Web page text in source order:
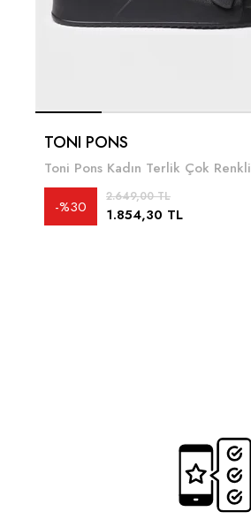
TONI PONS
Toni Pons Kadın Terlik Çok Renkli
1.854,30 TL
2.649,00 TL
%30